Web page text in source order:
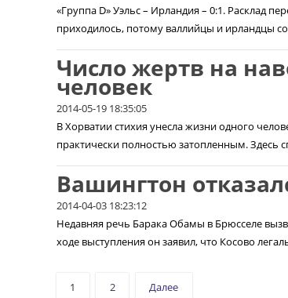
«Группа D» Уэльс – Ирландия – 0:1. Расклад
приходилось, потому валлийцы и ирландцы
Число жертв на
человек
2014-05-19 18:35:05
В Хорватии стихия унесла жизни одного
практически полностью затопленным. Здесь
Вашингтон
2014-04-03 18:23:12
Недавняя речь Барака Обамы в Брюсселе
ходе выступления он заявил, что Косово
1 2 Далее